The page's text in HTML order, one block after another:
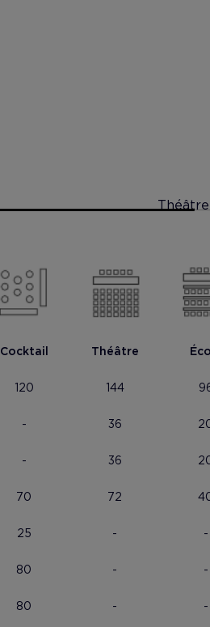
Théâtre
Cocktail Théâtre
120 144
- 36
- 36
70 72
25 - -
80 - -
80 - -